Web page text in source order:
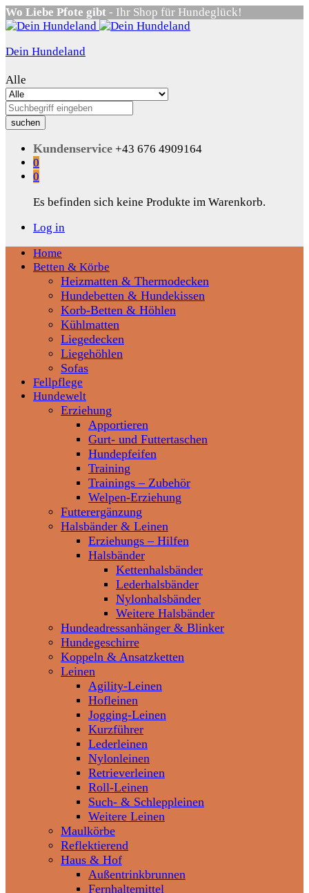
Wo Liebe Pfote gibt - Ihr Shop für Hundeglück!
Dein Hundeland
Alle
suchen
Kundenservice +43 676 4909164
0
0
Es befinden sich keine Produkte im Warenkorb.
Log in
Home
Betten & Körbe
Heizmatten & Thermodecken
Hundebetten & Hundekissen
Korb-Betten & Höhlen
Kühlmatten
Liegedecken
Liegehöhlen
Sofas
Fellpflege
Hundewelt
Erziehung
Apportieren
Gurt- und Futtertaschen
Hundepfeifen
Training
Trainings – Zubehör
Welpen-Erziehung
Futterergänzung
Halsbänder & Leinen
Erziehungs – Hilfen
Halsbänder
Kettenhalsbänder
Lederhalsbänder
Nylonhalsbänder
Weitere Halsbänder
Hundeadressanhänger & Blinker
Hundegeschirre
Koppeln & Ansatzketten
Leinen
Agility-Leinen
Hofleinen
Jogging-Leinen
Kurzführer
Lederleinen
Nylonleinen
Retrieverleinen
Roll-Leinen
Such- & Schleppleinen
Weitere Leinen
Maulkörbe
Reflektierend
Haus & Hof
Außentrinkbrunnen
Fernhaltemittel